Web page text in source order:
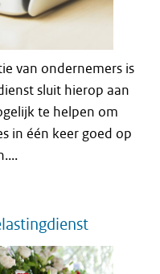
van ondernemers is
sluit hierop aan
te helpen om
in één keer goed op